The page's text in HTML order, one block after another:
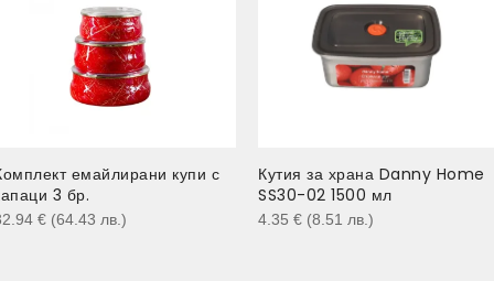
емайлирани купи с
3 бр.
€ (64.43 лв. )
Кутия за храна Danny Home
SS30-02 1500 мл
4.35 € (8.51 лв. )